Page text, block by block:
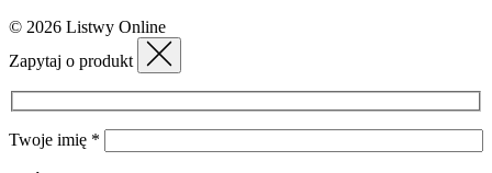
© 2026 Listwy Online
Zapytaj o produkt
Twoje imię *